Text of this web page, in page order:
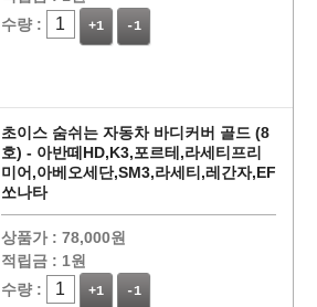
수량 :
+1 -1
초이스 숨쉬는 자동차 바디커버 골드 (8
호) - 아반떼HD,K3,포르테,라세티프리
미어,아베오세단,SM3,라세티,레간자,EF
쏘나타
상품가 : 78,000원
적립금 : 1원
수량 :
+1 -1